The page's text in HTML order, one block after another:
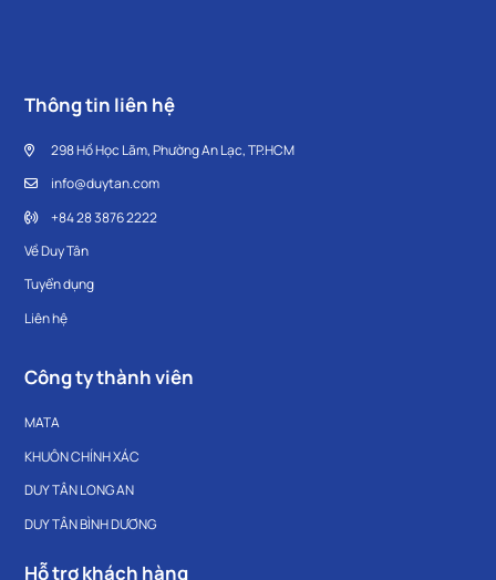
Thông tin liên hệ
298 Hồ Học Lãm, Phường An Lạc, TP.HCM
info@duytan.com
+84 28 3876 2222
Về Duy Tân
Tuyển dụng
Liên hệ
Công ty thành viên
MATA
KHUÔN CHÍNH XÁC
DUY TÂN LONG AN
DUY TÂN BÌNH DƯƠNG
Hỗ trợ khách hàng